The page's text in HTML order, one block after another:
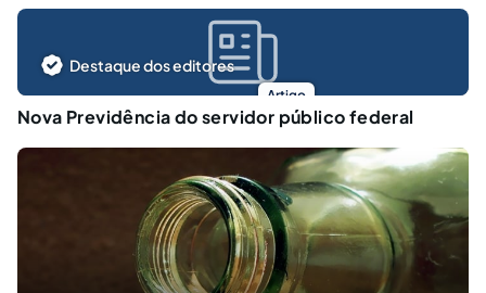
Artigo
Destaque dos editores
Nova Previdência do servidor público federal